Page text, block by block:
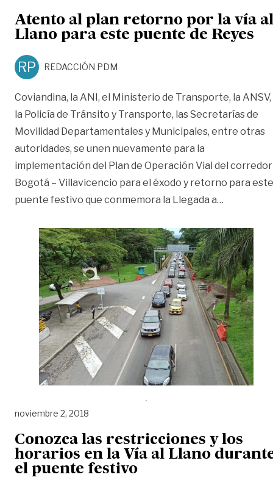
Atento al plan retorno por la vía al
Llano para este puente de Reyes
RP REDACCIÓN PDM
Coviandina, la ANI, el Ministerio de Transporte, la ANSV,
la Policía de Tránsito y Transporte, las Secretarías de
Movilidad Departamentales y Municipales, entre otras
autoridades, se unen nuevamente para la
implementación del Plan de Operación Vial del corredor
Bogotá – Villavicencio para el éxodo y retorno para este
puente festivo que conmemora la Llegada a…
noviembre 2, 2018
Conozca las restricciones y los
horarios en la Vía al Llano
el puente festivo